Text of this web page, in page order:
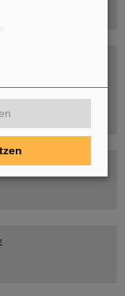
die